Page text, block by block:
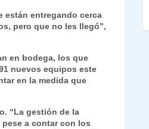
están entregando cerca
pero que no les llegó”,
en bodega, los que
nuevos equipos este
en la medida que
“La gestión de la
a contar con los